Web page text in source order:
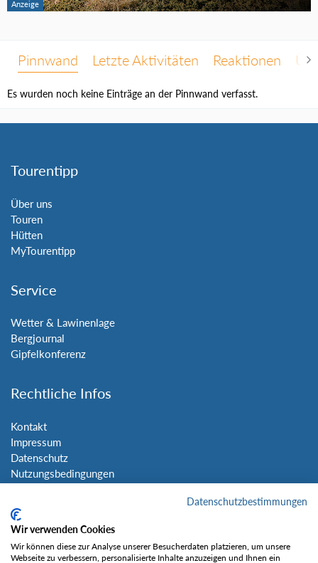
Pinnwand Letzte Aktivitäten Reaktionen
Es wurden noch keine Einträge an der Pinnwand verfasst.
Tourentipp
Über uns
Touren
Hütten
MyTourentipp
Service
Wetter & Lawinenlage
Bergjournal
Gipfelkonferenz
Rechtliche Infos
Kontakt
Impressum
Datenschutz
Nutzungsbedingungen
Social Media
Datenschutzbestimmungen
Wir verwenden Cookies
Wir können diese zur Analyse unserer Besucherdaten platzieren, um unsere
Webseite zu verbessern, personalisierte Inhalte anzuzeigen und Ihnen ein